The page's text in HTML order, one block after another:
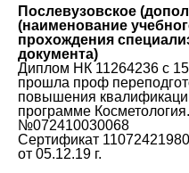
Послевузовское
(наименование
прохождения
документа)
Диплом НК 11264236 с
прошла проф
повышения
программе
№072410030068
Сертификат
от 05.12.19 г.